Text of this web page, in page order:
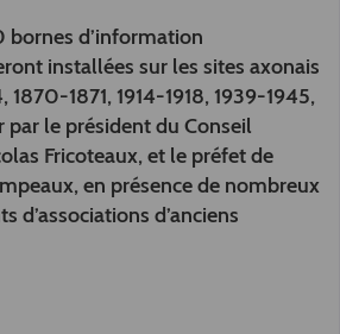
bornes d’information
installées sur les sites axonais
1870-1871, 1914-1918, 1939-1945,
par le président du Conseil
Fricoteaux, et le préfet de
en présence de nombreux
d’associations d’anciens